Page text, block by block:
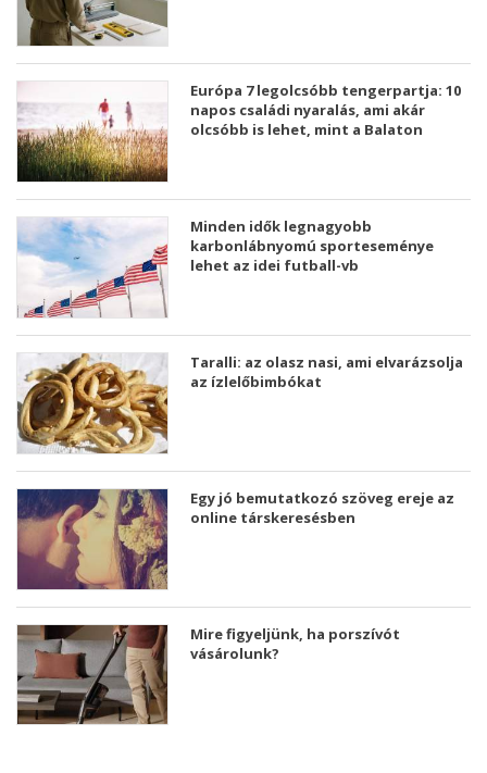
Európa 7 legolcsóbb tengerpartja: 10
napos családi nyaralás, ami akár
olcsóbb is lehet, mint a Balaton
Minden idők legnagyobb
karbonlábnyomú sporteseménye
lehet az idei futball-vb
Taralli: az olasz nasi, ami elvarázsolja
az ízlelőbimbókat
Egy jó bemutatkozó szöveg ereje az
online társkeresésben
Mire figyeljünk, ha porszívót
vásárolunk?